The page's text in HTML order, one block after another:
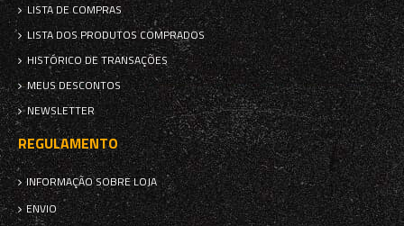
LISTA DE COMPRAS
LISTA DOS PRODUTOS COMPRADOS
HISTÓRICO DE TRANSAÇÕES
MEUS DESCONTOS
NEWSLETTER
REGULAMENTO
INFORMAÇÃO SOBRE LOJA
ENVIO